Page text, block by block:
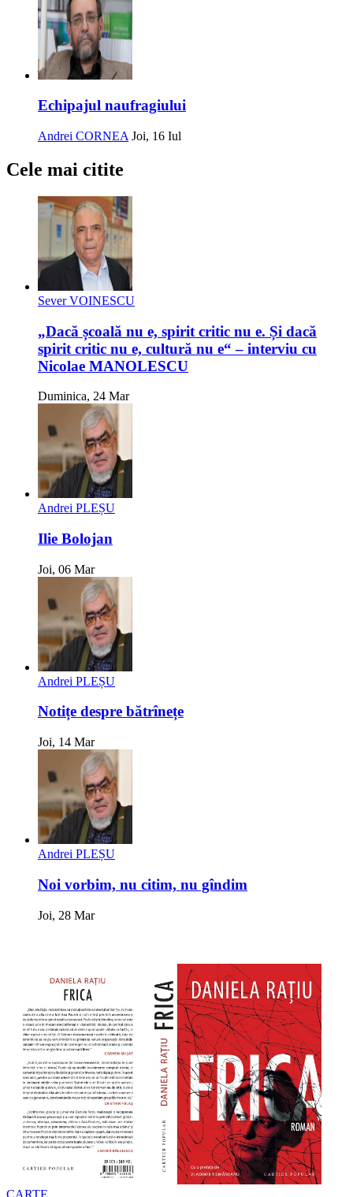
Echipajul naufragiului
Andrei CORNEA Joi, 16 Iul
Cele mai citite
Sever VOINESCU
„Dacă școală nu e, spirit critic nu e. Și dacă
spirit critic nu e, cultură nu e“ – interviu cu
Nicolae MANOLESCU
Duminica, 24 Mar
Andrei PLEȘU
Ilie Bolojan
Joi, 06 Mar
Andrei PLEȘU
Notițe despre bătrînețe
Joi, 14 Mar
Andrei PLEȘU
Noi vorbim, nu citim, nu gîndim
Joi, 28 Mar
CARTE